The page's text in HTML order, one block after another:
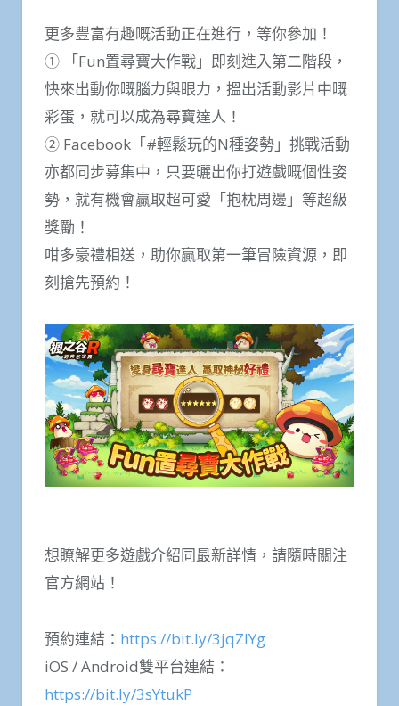
更多豐富有趣嘅活動正在進行，等你參加！
① 「Fun置尋寶大作戰」即刻進入第二階段，
快來出動你嘅腦力與眼力，搵出活動影片中嘅
彩蛋，就可以成為尋寶達人！
② Facebook「#輕鬆玩的N種姿勢」挑戰活動
亦都同步募集中，只要曬出你打遊戲嘅個性姿
勢，就有機會贏取超可愛「抱枕周邊」等超級
獎勵！
咁多豪禮相送，助你贏取第一筆冒險資源，即
刻搶先預約！
想瞭解更多遊戲介紹同最新詳情，請隨時關注
官方網站！
預約連結： https://bit.ly/3jqZlYg
iOS / Android雙平台連結：
https://bit.ly/3sYtukP